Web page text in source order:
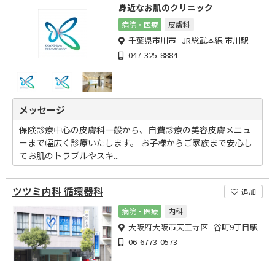
身近なお肌のクリニック
病院・医療 皮膚科
千葉県市川市 JR総武本線 市川駅
047-325-8884
メッセージ
保険診療中心の皮膚科一般から、自費診療の美容皮膚メニュ
ーまで幅広く診療いたします。 お子様からご家族まで安心し
てお肌のトラブルやスキ...
ツツミ内科 循環器科
追加
病院・医療
内科
大阪府大阪市天王寺区 谷町9丁目駅
06-6773-0573